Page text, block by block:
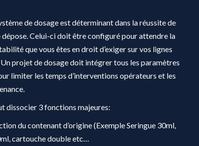
de dosage est déterminant dans la réussite de
Celui-ci doit être configuré pour attendre la
que vous êtes en droit d’exiger sur vos lignes
projet de dosage doit intégrer tous les paramètres
limiter les temps d’interventions opérateurs et les
dissocier 3 fonctions majeures:
du contenant d’origine (Exemple Seringue 30ml,
cartouche double etc…